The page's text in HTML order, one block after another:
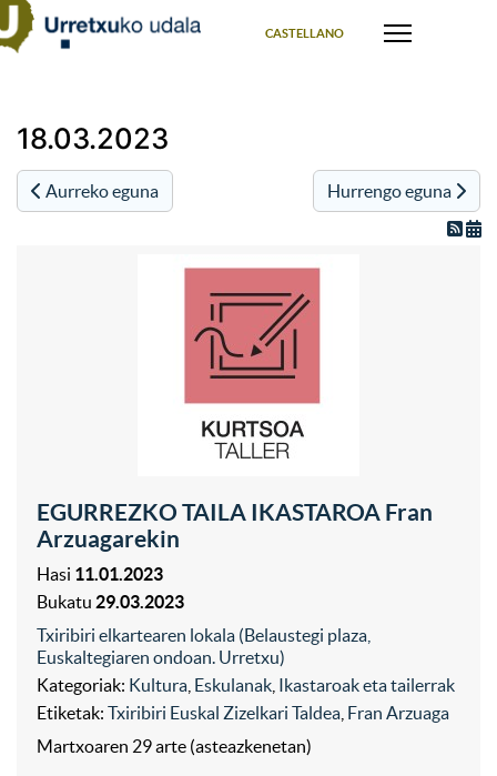
CASTELLANO
18.03.2023
Aurreko eguna Hurrengo eguna
EGURREZKO TAILA IKASTAROA Fran
Arzuagarekin
Hasi 11.01.2023
Bukatu 29.03.2023
Txiribiri elkartearen lokala (Belaustegi plaza,
Euskaltegiaren ondoan. Urretxu)
Kategoriak: Kultura Eskulanak Ikastaroak eta tailerrak
Etiketak: Txiribiri Euskal Zizelkari Taldea Fran Arzuaga
Martxoaren 29 arte (asteazkenetan)